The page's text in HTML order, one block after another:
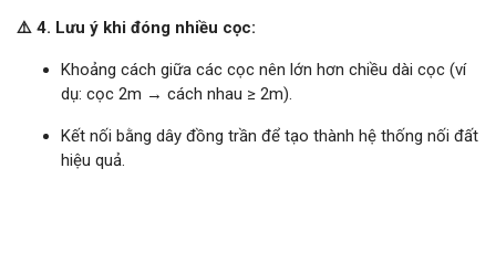
⚠️ 4. Lưu ý khi đóng nhiều cọc:
Khoảng cách giữa các cọc nên lớn hơn chiều dài cọc (ví
dụ: cọc 2m → cách nhau ≥ 2m).
Kết nối bằng dây đồng trần để tạo thành hệ thống nối đất
hiệu quả.